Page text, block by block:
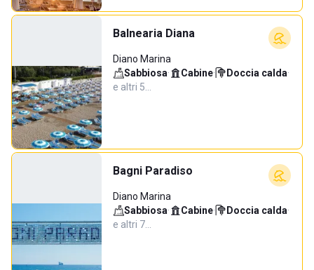
Balnearia Diana
Diano Marina
Sabbiosa· Cabine· Doccia calda·
e altri 5…
Bagni Paradiso
Diano Marina
Sabbiosa· Cabine· Doccia calda·
e altri 7…